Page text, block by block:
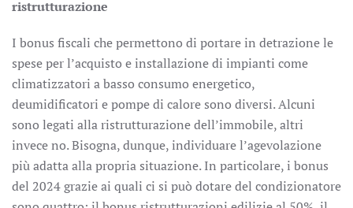
ristrutturazione
I bonus fiscali che permettono di portare in detrazione le
spese per l’acquisto e installazione di impianti come
climatizzatori a basso consumo energetico,
deumidificatori e pompe di calore sono diversi. Alcuni
sono legati alla ristrutturazione dell’immobile, altri
invece no. Bisogna, dunque, individuare l’agevolazione
più adatta alla propria situazione. In particolare, i bonus
del 2024 grazie ai quali ci si può dotare del condizionatore